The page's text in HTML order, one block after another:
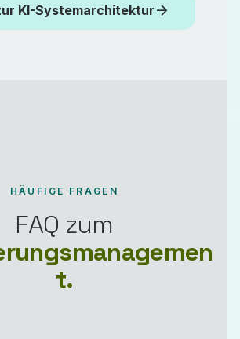
KI-Systemarchitektur arrow_forward
HÄUFIGE FRAGEN
FAQ zum
t.